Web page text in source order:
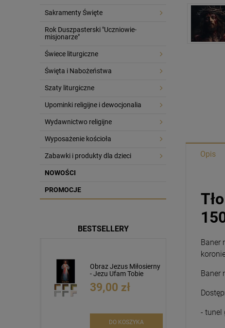
Sakramenty Święte
Rok Duszpasterski "Uczniowie-
misjonarze"
Świece liturgiczne
Święta i Nabożeństwa
Szaty liturgiczne
Upominki religijne i dewocjonalia
Wydawnictwo religijne
Wyposażenie kościoła
Zabawki i produkty dla dzieci
NOWOŚCI
PROMOCJE
BESTSELLERY
Obraz Jezus Miłosierny
- Jezu Ufam Tobie
39,00 zł
DO KOSZYKA
+
Opis
Baner
Baner
- tunel